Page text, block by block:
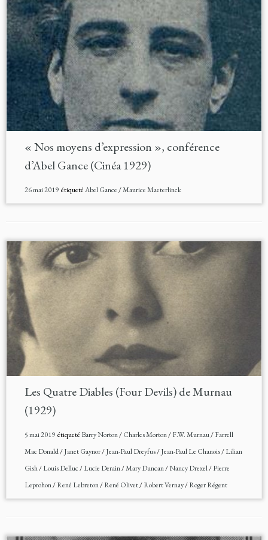
« Nos moyens d’expression », conférence
d’Abel Gance (Cinéa 1929)
26 mai 2019étiquetéAbel Gance/Maurice Maeterlinck
Les Quatre Diables (Four Devils) de Murnau
(1929)
5 mai 2019étiqueté Barry Norton/Charles Morton/F.W. Murnau/Farrell
Mac Donald/Janet Gaynor/Jean-Paul Dreyfus/Jean-Paul Le Chanois/Lilian
Gish/Louis Delluc/Lucie Derain/Mary Duncan/Nancy Drexel/Pierre
Leprohon/René Lebreton/René Olivet/Robert Vernay/Roger Régent